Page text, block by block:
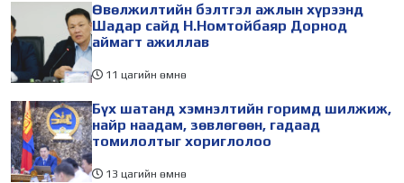
Өвөлжилтийн бэлтгэл ажлын хүрээнд
Шадар сайд Н.Номтойбаяр Дорнод
аймагт ажиллав
11 цагийн өмнө
Бүх шатанд хэмнэлтийн горимд шилжиж,
найр наадам, зөвлөгөөн, гадаад
томилолтыг хориглолоо
13 цагийн өмнө